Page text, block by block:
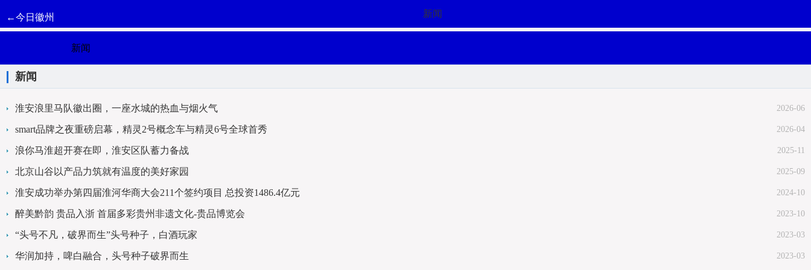
←今日徽州 新闻
新闻
新闻
2026-06
淮安浪里马队徽出圈，一座水城的热血与烟火气
2026-04
smart品牌之夜重磅启幕，精灵2号概念车与精灵6号全球首秀
2025-11
浪你马淮超开赛在即，淮安区队蓄力备战
2025-09
北京山谷以产品力筑就有温度的美好家园
2024-10
淮安成功举办第四届淮河华商大会211个签约项目 总投资1486.4亿元
2023-10
醉美黔韵 贵品入浙 首届多彩贵州非遗文化-贵品博览会
2023-03
“头号不凡，破界而生”头号种子，白酒玩家
2023-03
华润加持，啤白融合，头号种子破界而生